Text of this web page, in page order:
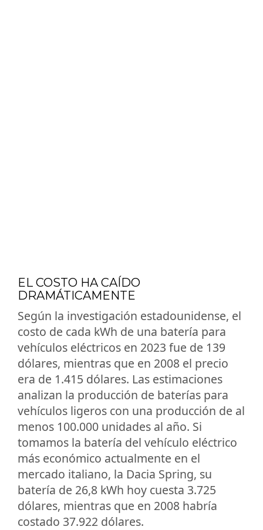
EL COSTO HA CAÍDO
DRAMÁTICAMENTE
Según la investigación estadounidense, el
costo de cada kWh de una batería para
vehículos eléctricos en 2023 fue de 139
dólares, mientras que en 2008 el precio
era de 1.415 dólares. Las estimaciones
analizan la producción de baterías para
vehículos ligeros con una producción de al
menos 100.000 unidades al año. Si
tomamos la batería del vehículo eléctrico
más económico actualmente en el
mercado italiano, la Dacia Spring, su
batería de 26,8 kWh hoy cuesta 3.725
dólares, mientras que en 2008 habría
costado 37.922 dólares.